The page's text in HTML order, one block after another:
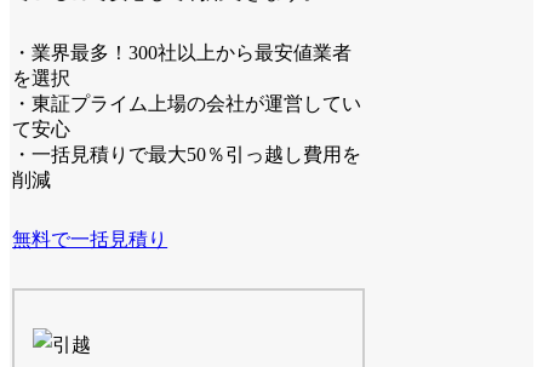
・業界最多！300社以上から最安値業者
を選択
・東証プライム上場の会社が運営してい
て安心
・一括見積りで最大50％引っ越し費用を
削減
無料で一括見積り